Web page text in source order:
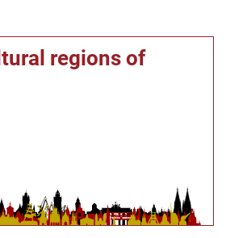
regions of